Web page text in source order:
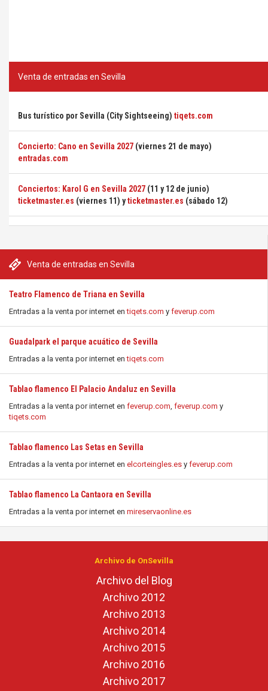
Venta de entradas en Sevilla
Teatro Flamenco de Triana en Sevilla
Entradas a la venta por internet entiqets.com y feverup.com
Guadalpark el parque acuático de Sevilla
Entradas a la venta por internet entiqets.com
Tablao flamenco El Palacio Andaluz en Sevilla
Entradas a la venta por internet en feverup.com, feverup.com y
tiqets.com
Tablao flamenco Las Setas en Sevilla
Entradas a la venta por internet en elcorteingles.es y feverup.com
Tablao flamenco La Cantaora en Sevilla
Entradas a la venta por internet en mireservaonline.es
Venta de entradas en Sevilla
Bus turístico por Sevilla (City Sightseeing) tiqets.com
Concierto: Cano en Sevilla 2027 (viernes 21 de mayo)
entradas.com
Conciertos: Karol G en Sevilla 2027 (11 y 12 de junio)
ticketmaster.es (viernes 11) yticketmaster.es (sábado 12)
Archivo de OnSevilla
Archivo del Blog
Archivo 2012
Archivo 2013
Archivo 2014
Archivo 2015
Archivo 2016
Archivo 2017